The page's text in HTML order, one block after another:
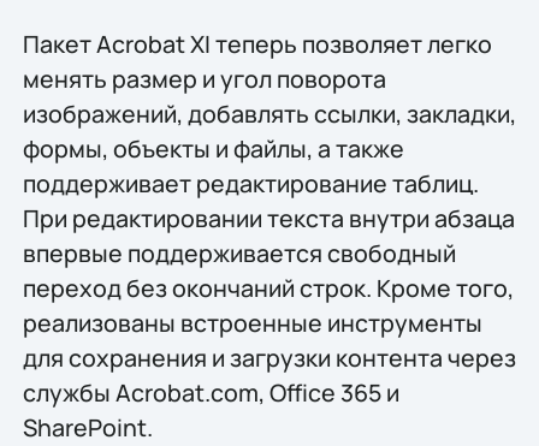
Пакет Acrobat XI теперь позволяет легко
менять размер и угол поворота
изображений, добавлять ссылки, закладки,
формы, объекты и файлы, а также
поддерживает редактирование таблиц.
При редактировании текста внутри абзаца
впервые поддерживается свободный
переход без окончаний строк. Кроме того,
реализованы встроенные инструменты
для сохранения и загрузки контента через
службы Acrobat.com, Office 365 и
SharePoint.